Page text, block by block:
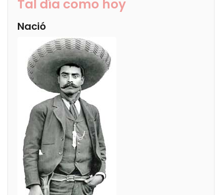
Tal día como hoy
Nació